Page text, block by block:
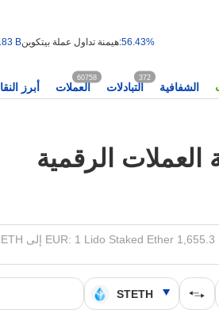
B هيمنة تداول عملة بيتكوين:56.43%
أبرز العملات
60758
التبادلات
372
الشفافية
الرقمية